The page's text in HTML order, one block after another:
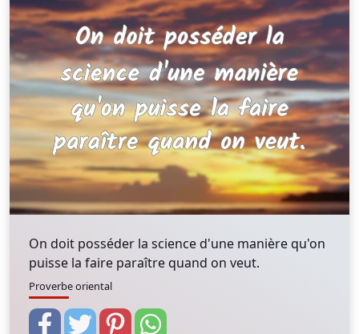
On doit posséder la science d'une manière qu'on
puisse la faire paraître quand on veut.
Proverbe oriental